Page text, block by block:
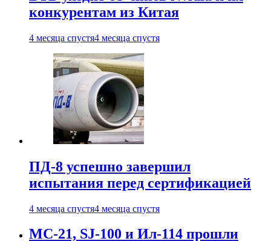
конкурентам из Китая
4 месяца спустя4 месяца спустя
ПД-8 успешно завершил
испытания перед сертификацией
4 месяца спустя4 месяца спустя
МС-21, SJ-100 и Ил-114 прошли